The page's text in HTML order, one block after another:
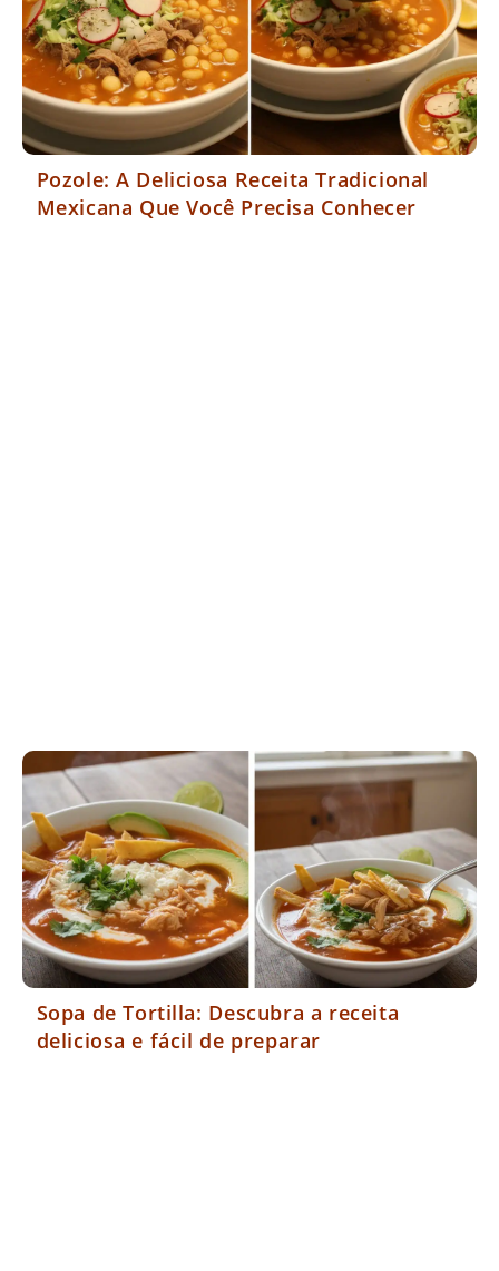
Pozole: A Deliciosa Receita Tradicional
Mexicana Que Você Precisa Conhecer
Sopa de Tortilla: Descubra a receita
deliciosa e fácil de preparar